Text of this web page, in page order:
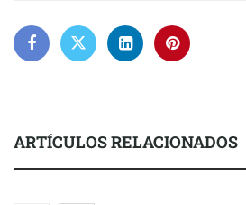
ARTÍCULOS RELACIONADOS